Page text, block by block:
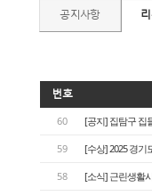
공지사항
번호
60 [공지] 집탐구 집
59 [수상] 2025 경기
58 [소식] 근린생활시